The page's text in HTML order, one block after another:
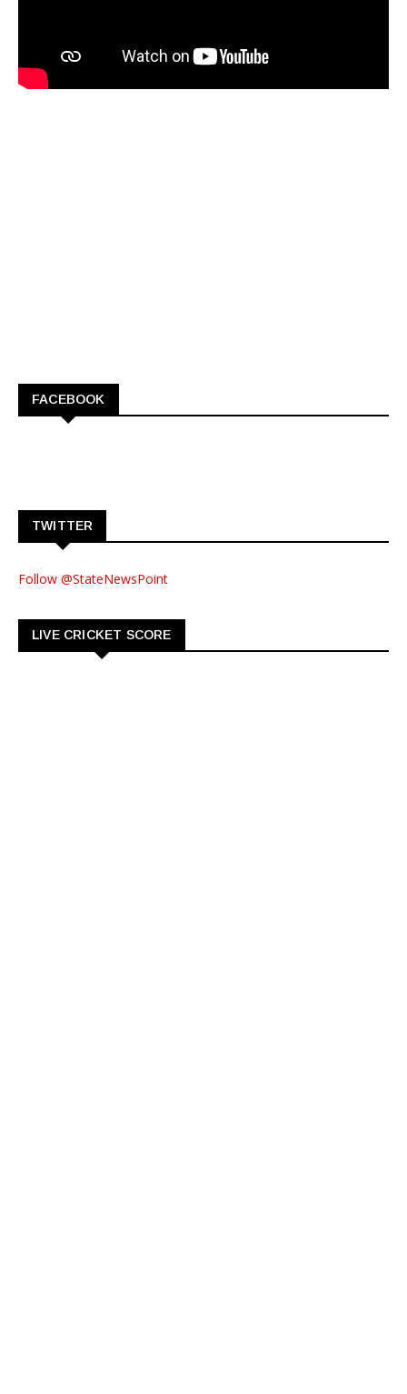
FACEBOOK
TWITTER
Follow @StateNewsPoint
LIVE CRICKET SCORE